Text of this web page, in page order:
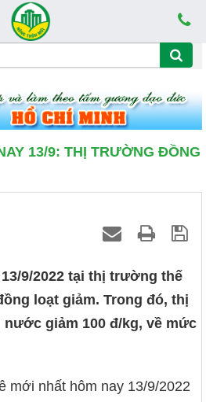
ĐỀ HỌC TẬP VÀ LÀM THEO TẤM
13/9: THỊ TRƯỜNG ĐỒNG
9/2022 tại thị trường thế
loạt giảm. Trong đó, thị
giảm 100 đ/kg, về mức